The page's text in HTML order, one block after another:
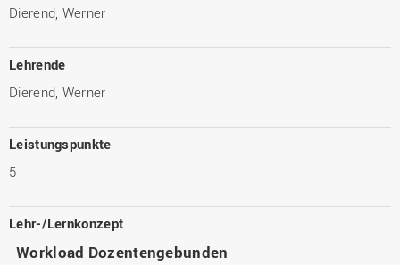
Dierend, Werner
Lehrende
Dierend, Werner
Leistungspunkte
5
Lehr-/Lernkonzept
Workload Dozentengebunden